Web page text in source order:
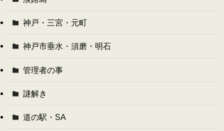
神戸・三宮・元町
神戸市垂水・須磨・明石
管理者の事
謎解き
道の駅・SA